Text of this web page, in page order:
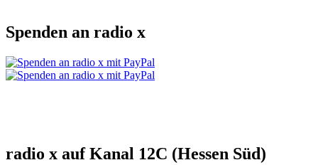
Spenden an radio x
radio x auf Kanal 12C (Hessen Süd)